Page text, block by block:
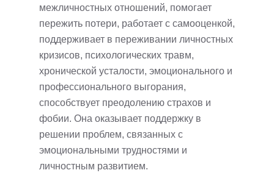
межличностных отношений, помогает
пережить потери, работает с самооценкой,
поддерживает в переживании личностных
кризисов, психологических травм,
хронической усталости, эмоционального и
профессионального выгорания,
способствует преодолению страхов и
фобии. Она оказывает поддержку в
решении проблем, связанных с
эмоциональными трудностями и
личностным развитием.